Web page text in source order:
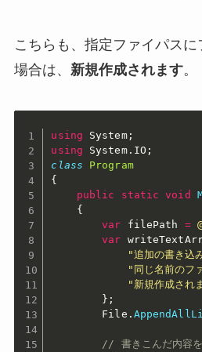
こちらも、指定ファイパス
場合は、 新規作成されます。
using System;
using System. IO ;
class
Program
{
public
static void
{
var filePath =
var
"追加の書き込
"同じ名前のフ
"新規作成され
} ;
        File
.
// 書きこんだ内容